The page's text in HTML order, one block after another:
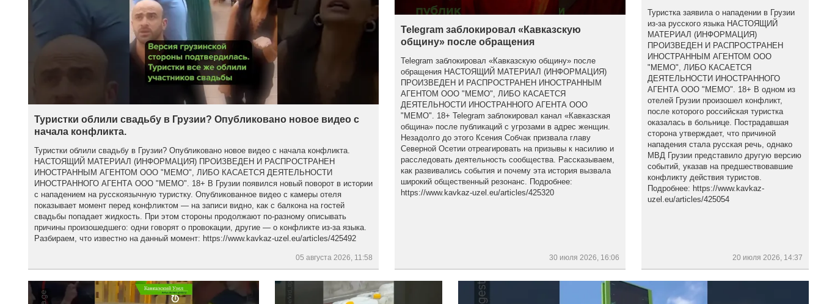
Туристки облили свадьбу в Грузии? Опубликовано новое видео с
начала конфликта.
Туристки облили свадьбу в Грузии? Опубликовано новое видео с начала конфликта.
НАСТОЯЩИЙ МАТЕРИАЛ (ИНФОРМАЦИЯ) ПРОИЗВЕДЕН И РАСПРОСТРАНЕН
ИНОСТРАННЫМ АГЕНТОМ ООО "МЕМО", ЛИБО КАСАЕТСЯ ДЕЯТЕЛЬНОСТИ
ИНОСТРАННОГО АГЕНТА ООО "МЕМО". 18+ В Грузии появился новый поворот в истории
с нападением на русскоязычную туристку. Опубликованное видео с камеры отеля
показывает момент перед конфликтом — на записи видно, как с балкона на гостей
свадьбы попадает жидкость. При этом стороны продолжают по-разному описывать
причины произошедшего: одни говорят о провокации, другие — о конфликте из-за языка.
Разбираем, что известно на данный момент: https://www.kavkaz-uzel.eu/articles/425492
05 августа 2026, 11:58
Telegram заблокировал «Кавказскую
общину» после обращения
Telegram заблокировал «Кавказскую общину» после
обращения НАСТОЯЩИЙ МАТЕРИАЛ (ИНФОРМАЦИЯ)
ПРОИЗВЕДЕН И РАСПРОСТРАНЕН ИНОСТРАННЫМ
АГЕНТОМ ООО "МЕМО", ЛИБО КАСАЕТСЯ
ДЕЯТЕЛЬНОСТИ ИНОСТРАННОГО АГЕНТА ООО
"МЕМО". 18+ Telegram заблокировал канал «Кавказская
община» после публикаций с угрозами в адрес женщин.
Незадолго до этого Ксения Собчак призвала главу
Северной Осетии отреагировать на призывы к насилию и
расследовать деятельность сообщества. Рассказываем,
как развивались события и почему эта история вызвала
широкий общественный резонанс. Подробнее:
https://www.kavkaz-uzel.eu/articles/425320
30 июля 2026, 16:06
Туристка заявила о нападении в Грузии
из-за русского языка НАСТОЯЩИЙ
МАТЕРИАЛ (ИНФОРМАЦИЯ)
ПРОИЗВЕДЕН И РАСПРОСТРАНЕН
ИНОСТРАННЫМ АГЕНТОМ ООО
"МЕМО", ЛИБО КАСАЕТСЯ
ДЕЯТЕЛЬНОСТИ ИНОСТРАННОГО
АГЕНТА ООО "МЕМО". 18+ В одном из
отелей Грузии произошел конфликт,
после которого российская туристка
оказалась в больнице. Пострадавшая
сторона утверждает, что причиной
нападения стала русская речь, однако
МВД Грузии представило другую версию
событий, указав на предшествовавшие
конфликту действия туристов.
Подробнее: https://www.kavkaz-
uzel.eu/articles/425054
20 июля 2026, 14:37